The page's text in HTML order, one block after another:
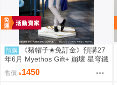
預購
《豬帽子✬免訂金》預購27
年6月 Myethos Gift+ 崩壞 星穹鐵
道 白厄 列車環遊記Ver 1/8 1011
售價 1450